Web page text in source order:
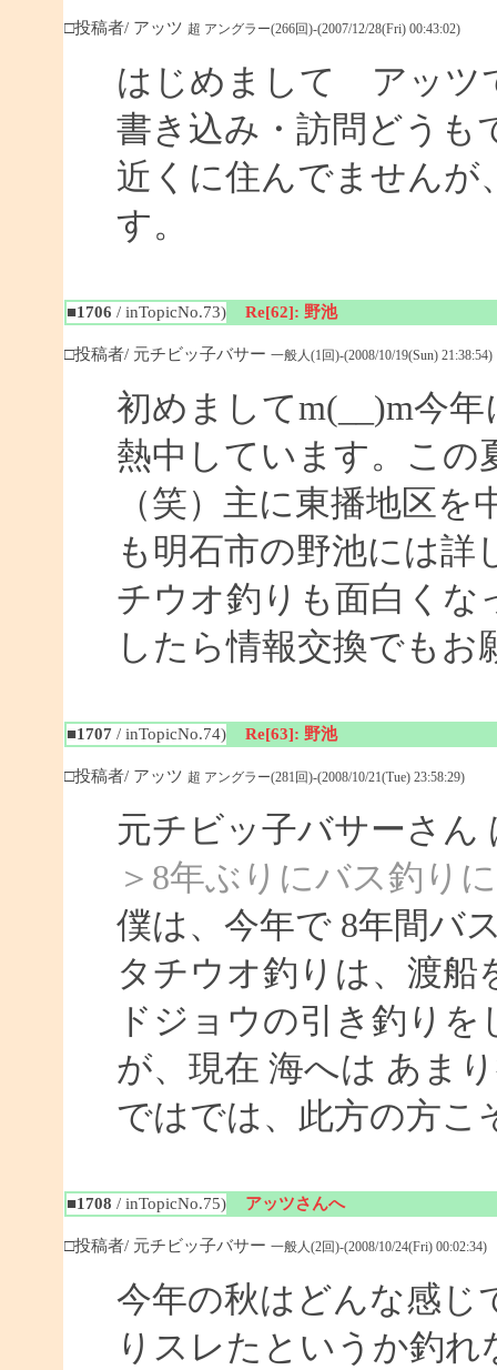
□投稿者/ アッツ 超 アングラー(266回)-(2007/12/28(Fri) 00:43:02)
はじめまして アッツ
書き込み・訪問どうも
近くに住んでませんが
す。
■1706 / inTopicNo.73) Re[62]: 野池
□投稿者/ 元チビッ子バサー 一般人(1回)-(2008/10/19(Sun) 21:38:54)
初めましてm(__)m今
熱中しています。この
（笑）主に東播地区
も明石市の野池には
チウオ釣りも面白くな
したら情報交換でもお
■1707 / inTopicNo.74) Re[63]: 野池
□投稿者/ アッツ 超 アングラー(281回)-(2008/10/21(Tue) 23:58:29)
元チビッ子バサーさ
＞8年ぶりにバス釣り
僕は、今年で 8年間バ
タチウオ釣りは、渡船
ドジョウの引き釣り
が、現在 海へは あま
ではでは、此方の方こ
■1708 / inTopicNo.75) アッツさんへ
□投稿者/ 元チビッ子バサー 一般人(2回)-(2008/10/24(Fri) 00:02:34)
今年の秋はどんな感じ
りスレたというか釣